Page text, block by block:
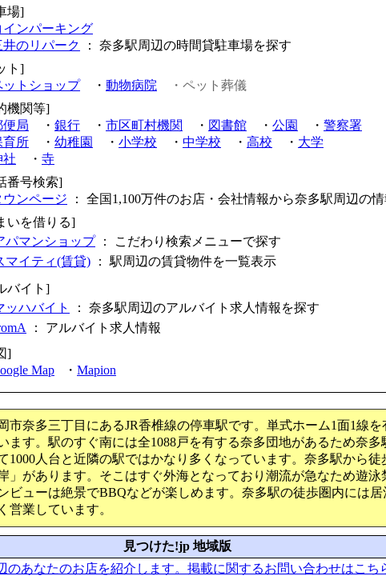
場]
インパーキング
井のリパーク
： 奈多駅周辺の時間貸駐車場を探す
ト]
ットショップ・ 動物病院
・ペット葬儀
機関等]
便局 ・ 銀行 ・ 市区町村機関 ・ 図書館 ・ 公園 ・ 警察署
育所 ・ 幼稚園 ・ 小学校 ・ 中学校 ・ 高校 ・ 大学
社 ・ 寺
番号検索]
ウンページ ： 全国1,100万件のお店・会社情報から奈多駅周辺の
いを借りる]
パマンショップ： こだわり検索メニューで探す
マイティ(賃貸) ： 駅周辺の賃貸物件を一覧表示
バイト]
ッハバイト
： 奈多駅周辺のアルバイト求人情報を探す
： アルバイト求人情報
]
Map ・ Mapion
市奈多三丁目にあるJR香椎線の停車駅です。単式ホーム1面1線を
ます。駅のすぐ南には全1088戸を有する奈多団地があるため奈多
1000人台と近隣の駅ではかなり多くなっています。奈多駅から徒
」があります。そこはすぐ外海となっており潮流が急なため遊泳
ビューは絶景でBBQなどが楽しめます。奈多駅の徒歩圏内には
営業しています。
見つけた!jp 地域版
のあなたのお店を紹介します。掲載に関するお問い合わせはこち